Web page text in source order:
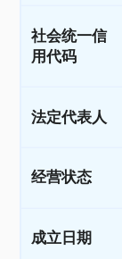
社会统一信
用代码
法定代表人
经营状态
成立日期